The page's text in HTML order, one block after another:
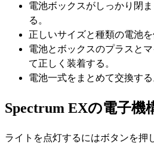
電池ボックスがしっかり閉
る。
正しいサイズと種類の電池を
電池とボックスのプラスと
て正しく装着する。
電池一式をまとめて交換する
Spectrum EXの電子機
ライトを点灯するにはボタンを押